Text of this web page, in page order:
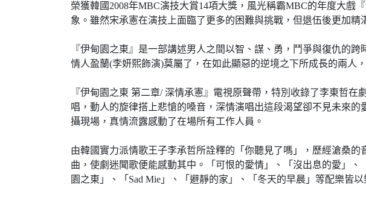
榮獲韓國2008年MBC演技大賞14項大獎，風光稱霸MBC的年度大
象。雖然宋承憲在演技上面臨了更多的困難與挑戰，但退伍後更加
『伊甸園之東』是一部講述男人之間以智、謀、勇，鬥爭與復仇的
情人盈蘭(李妍熙飾演)莫屬了，在如此顯惡的逆境之下所成長的兩人
『伊甸園之東 第二章/ 深情承憲』電視原聲帶，特別收錄了李東哲
唱，動人的旋律搭上悲愴的嗓音，深情演唱出這段渴望卻不見未來
攝現場，真情流露感動了在場所有工作人員。
由韓國實力派情歌王子李承哲所詮釋的「你聽見了嗎」，歷經滄桑
曲，使劇迷聞歌便能感動其中。「可恨的愛情」、「沒出息的愛」
園之東」、「Sad Mie」、「避靜的家」、「冬天的早晨」等配樂皆